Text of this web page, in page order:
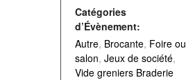
Catégories
d’Évènement:
Autre, Brocante, Foire ou
salon, Jeux de société,
Vide greniers Braderie